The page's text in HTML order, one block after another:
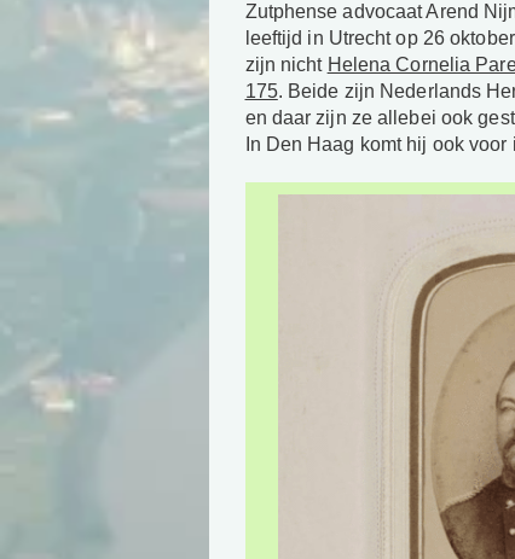
Zutphense advocaat Arend
leeftijd in Utrecht op 26
zijn nicht Helena Cornelia
175. Beide zijn Nederlands
en daar zijn ze allebei ook
In Den Haag komt hij ook